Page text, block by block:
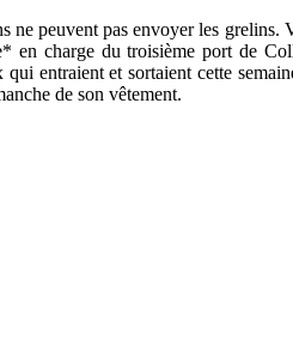
ne peuvent pas envoyer les grelins.
charge du troisième port de
entraient et sortaient cette
de son vêtement.